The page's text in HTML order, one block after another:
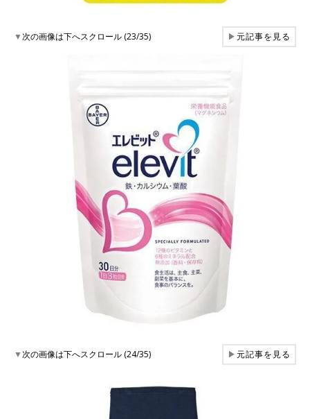
▼次の画像は下へスクロール (23/35) ▶元記事を見る
▼次の画像は下へスクロール (24/35) ▶元記事を見る